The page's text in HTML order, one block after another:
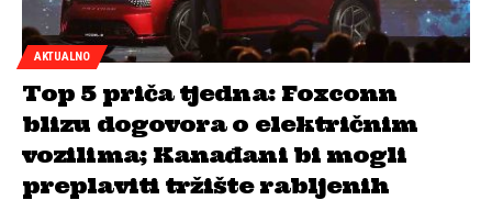
AKTUALNO
Top 5 priča tjedna: Foxconn
blizu dogovora o električnim
vozilima; Kanađani bi mogli
preplaviti tržište rabljenih